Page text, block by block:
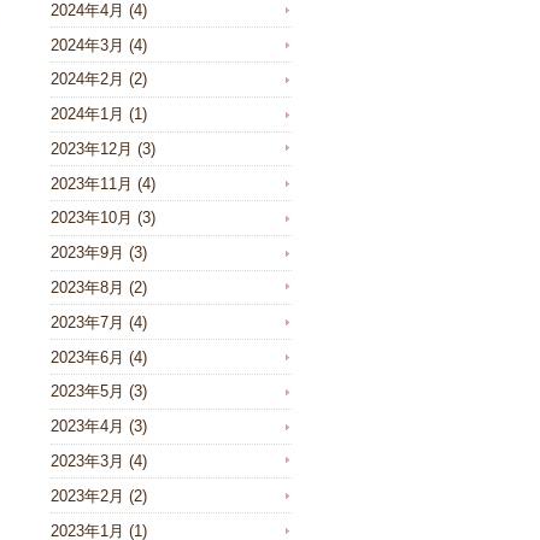
2024年4月 (4)
2024年3月 (4)
2024年2月 (2)
2024年1月 (1)
2023年12月 (3)
2023年11月 (4)
2023年10月 (3)
2023年9月 (3)
2023年8月 (2)
2023年7月 (4)
2023年6月 (4)
2023年5月 (3)
2023年4月 (3)
2023年3月 (4)
2023年2月 (2)
2023年1月 (1)